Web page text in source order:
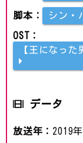
脚本： シン
OST：
【王になっ
データ
放送年： 2019年